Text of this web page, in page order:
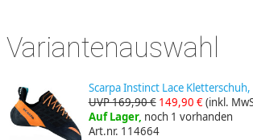
Variantenauswahl
Scarpa Instinct Lace
UVP 169,90 € 149,90 €(inkl.
Auf Lager, noch 1 vorhanden
Art.nr. 114664